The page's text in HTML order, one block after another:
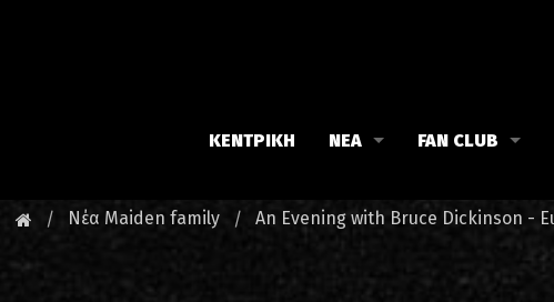
ΚΕΝΤΡΙΚΗ ΝΕΑ FAN CLUB
Οι εκδηλώσεις
Νέα Maiden family An Evening with Bruce Dickinson -